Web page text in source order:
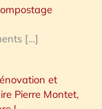
[…]
et
Pierre Montet,